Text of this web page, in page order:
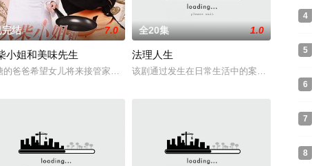
的不同切面和现象。力求用令人捧腹的喜剧作品，满足观众的喜剧刚需，让人
为药材联合社诚信经营的事儿剑拔弩张。十五的毁约令初一损失惨重，赔款
完结 7.0
小姐和美味先生
的爸爸希望女儿将来接管家里的小饭馆，阮糖却想做一名吃遍天下的美食家
全20集 1.0
法理人生
该剧通过发生在日常生活中的案例，向人们
4
5
6
7
8